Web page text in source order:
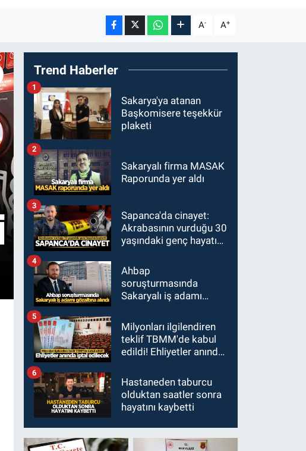
A- A+
Trend Haberler
Sakarya'ya atanan
Başkomisere teşekkür
plaketi
1
Sakaryalı firma MASAK
Raporunda yer aldı
2
Sapanca'da cinayet:
Akrabasının vurduğu 30
yaşındaki genç hayatını
3
Ahbap
soruşturmasında
Sakaryalı iş adamı
4
Milyonları ilgilendiren
teklif TBMM'de kabul
edildi! Ehliyetler anında
5
Hastaneden taburcu
olduktan saatler sonra
hayatını kaybetti
6